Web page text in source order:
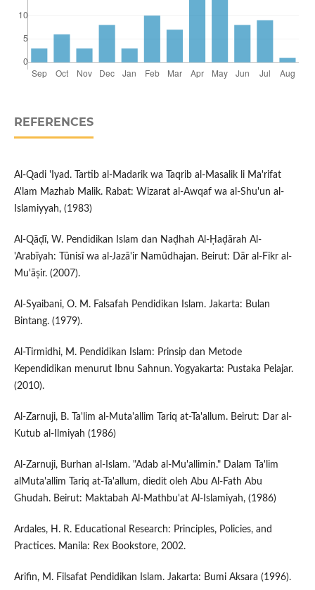
REFERENCES
Al-Qadi 'Iyad. Tartib al-Madarik wa Taqrib al-Masalik li Ma'rifat
A'lam Mazhab Malik. Rabat: Wizarat al-Awqaf wa al-Shu'un al-
Islamiyyah, (1983)
Al-Qāḍī, W. Pendidikan Islam dan Naḍhah Al-Ḥaḍārah Al-
'Arabīyah: Tūnisī wa al-Jazā'ir Namūdhajan. Beirut: Dār al-Fikr al-
Mu'āṣir. (2007).
Al-Syaibani, O. M. Falsafah Pendidikan Islam. Jakarta: Bulan
Bintang. (1979).
Al-Tirmidhi, M. Pendidikan Islam: Prinsip dan Metode
Kependidikan menurut Ibnu Sahnun. Yogyakarta: Pustaka Pelajar.
(2010).
Al-Zarnuji, B. Ta'lim al-Muta'allim Tariq at-Ta'allum. Beirut: Dar al-
Kutub al-Ilmiyah (1986)
Al-Zarnuji, Burhan al-Islam. "Adab al-Mu'allimin." Dalam Ta'lim
alMuta'allim Tariq at-Ta'allum, diedit oleh Abu Al-Fath Abu
Ghudah. Beirut: Maktabah Al-Mathbu'at Al-Islamiyah, (1986)
Ardales, H. R. Educational Research: Principles, Policies, and
Practices. Manila: Rex Bookstore, 2002.
Arifin, M. Filsafat Pendidikan Islam. Jakarta: Bumi Aksara (1996).